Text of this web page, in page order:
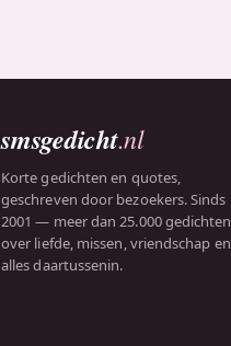
smsgedicht.nl
Korte gedichten en quotes,
geschreven door bezoekers. Sinds
2001 — meer dan 25.000 gedichten
over liefde, missen, vriendschap en
alles daartussenin.